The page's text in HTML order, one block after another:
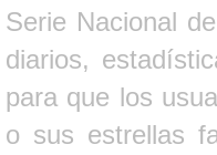
Serie Nacional
diarios,
para que los
o sus estrellas